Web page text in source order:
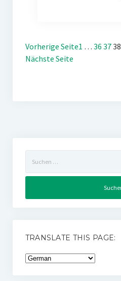
Vorherige Seite1 … 36 3738
Nächste Seite
nach:
TRANSLATE THIS PAGE: